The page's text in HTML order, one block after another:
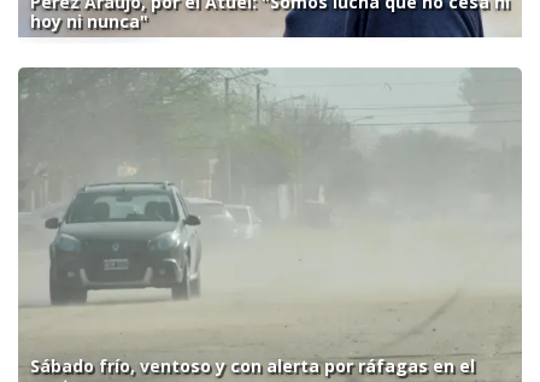
hoy ni nunca"
Sábado frío, ventoso y con alerta por ráfagas en el